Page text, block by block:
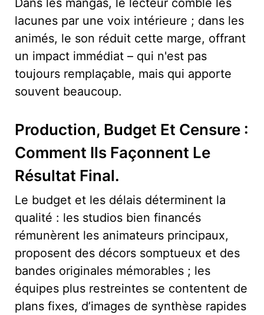
Dans les mangas, le lecteur comble les
lacunes par une voix intérieure ; dans les
animés, le son réduit cette marge, offrant
un impact immédiat – qui n'est pas
toujours remplaçable, mais qui apporte
souvent beaucoup.
Production, Budget Et Censure :
Comment Ils Façonnent Le
Résultat Final.
Le budget et les délais déterminent la
qualité : les studios bien financés
rémunèrent les animateurs principaux,
proposent des décors somptueux et des
bandes originales mémorables ; les
équipes plus restreintes se contentent de
plans fixes, d’images de synthèse rapides